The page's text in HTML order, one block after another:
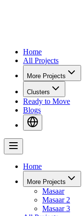
Home
All Projects
More Projects
Clusters
Ready to Move
Blogs
Home
More Projects
Masaar
Masaar 2
Masaar 3